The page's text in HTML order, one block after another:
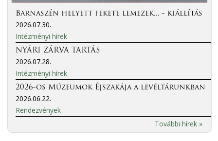
Barnaszén helyett fekete lemezek... - kiállítás
2026.07.30.
Intézményi hírek
NYÁRI ZÁRVA TARTÁS
2026.07.28.
Intézményi hírek
2026-os Múzeumok Éjszakája a levéltárunkban
2026.06.22.
Rendezvények
További hírek »